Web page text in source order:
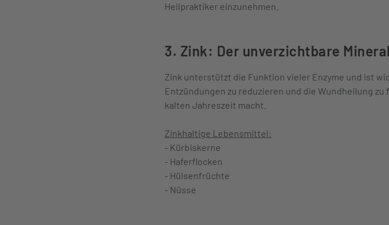
Heilpraktiker einzunehmen.
3. Zink: Der unverzichtbare
Zink unterstützt die Funktion vieler Enzyme und ist
Entzündungen zu reduzieren und die Wundheilung
kalten Jahreszeit macht.
Zinkhaltige Lebensmittel:
- Kürbiskerne
- Haferflocken
- Hülsenfrüchte
- Nüsse